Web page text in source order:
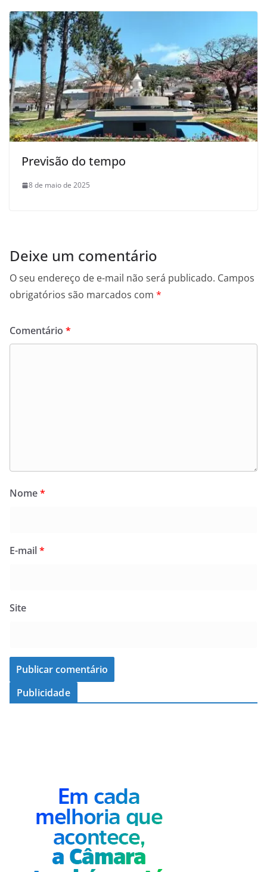
Previsão do tempo
8 de maio de 2025
Deixe um comentário
O seu endereço de e-mail não será publicado. Campos
obrigatórios são marcados com *
Comentário *
Nome*
E-mail*
Site
Publicidade